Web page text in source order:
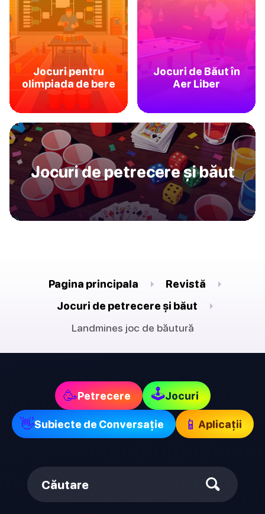
Jocuri pentru
olimpiada de bere
Jocuri de Băut în
Aer Liber
Jocuri de petrecere și băut
Pagina principala
Revistă
Jocuri de petrecere și băut
Landmines joc de băutură
🥳Petrecere 🕹Jocuri
👋Subiecte de Conversație 📱 Aplicații
Căutare